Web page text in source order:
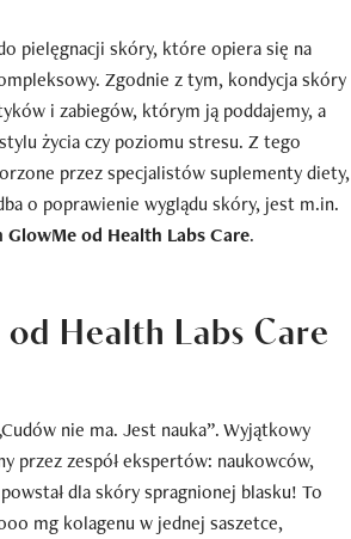
pielęgnacji skóry, które opiera się na
Zgodnie z tym, kondycja skóry
i zabiegów, którym ją poddajemy, a
życia czy poziomu stresu. Z tego
przez specjalistów suplementy diety,
o poprawienie wyglądu skóry, jest m.in.
od Health Labs Care.
Health Labs Care
nie ma. Jest nauka”. Wyjątkowy
przez zespół ekspertów: naukowców,
dla skóry spragnionej blasku! To
mg kolagenu w jednej saszetce,